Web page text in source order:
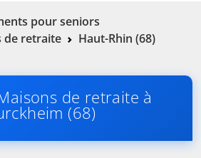
pour seniors
de retraite
Haut-Rhin (68)
de retraite à
(68)